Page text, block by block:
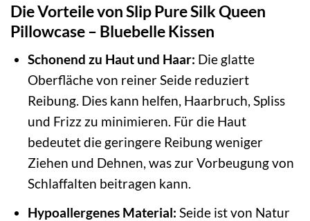
Die Vorteile von Slip Pure Silk Queen
Pillowcase – Bluebelle Kissen
Schonend zu Haut und Haar: Die glatte
Oberfläche von reiner Seide reduziert
Reibung. Dies kann helfen, Haarbruch, Spliss
und Frizz zu minimieren. Für die Haut
bedeutet die geringere Reibung weniger
Ziehen und Dehnen, was zur Vorbeugung von
Schlaffalten beitragen kann.
Hypoallergenes Material: Seide ist von Natur